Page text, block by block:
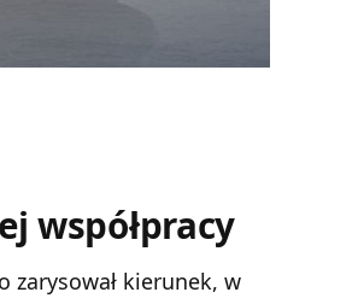
współpracy
zarysował kierunek, w